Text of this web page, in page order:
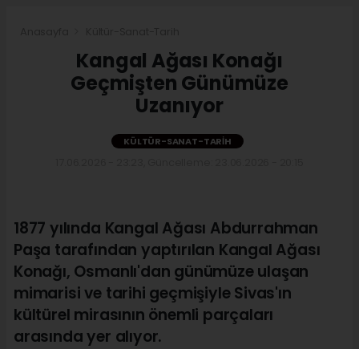
Kangal Ağası Konağı
Geçmişten Günümüze
Uzanıyor
KÜLTÜR-SANAT-TARIH
1877 yılında Kangal Ağası Abdurrahman
Paşa tarafından yaptırılan Kangal Ağası
Konağı, Osmanlı'dan günümüze ulaşan
mimarisi ve tarihi geçmişiyle Sivas'ın
kültürel mirasının önemli parçaları
arasında yer alıyor.